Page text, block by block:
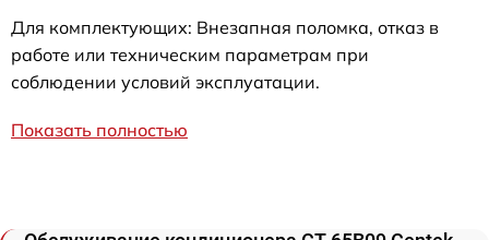
Для комплектующих: Внезапная поломка, отказ в
работе или техническим параметрам при
соблюдении условий эксплуатации.
Показать полностью